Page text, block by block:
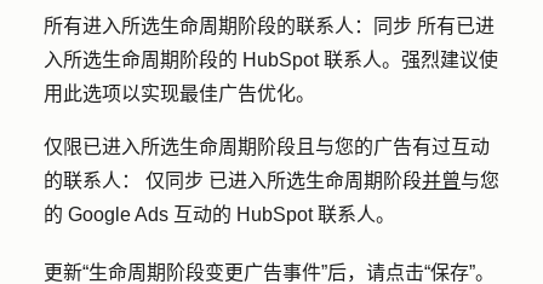
所有进入所选生命周期阶段的联系人：同步 所有已进
入所选生命周期阶段的 HubSpot 联系人。强烈建议使
用此选项以实现最佳广告优化。
仅限已进入所选生命周期阶段且与您的广告有过互动
的联系人： 仅 同步 已进入所选生命周期阶段并曾与您
的 Google Ads 互动的 HubSpot 联系人。
更新“生命周期阶段变更广告事件”后，请点击“保存”。